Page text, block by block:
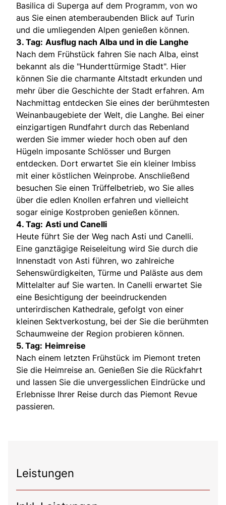
Basilica di Superga auf dem Programm, von wo
aus Sie einen atemberaubenden Blick auf Turin
und die umliegenden Alpen genießen können.
3. Tag: Ausflug nach Alba und in die Langhe
Nach dem Frühstück fahren Sie nach Alba, einst
bekannt als die "Hunderttürmige Stadt". Hier
können Sie die charmante Altstadt erkunden und
mehr über die Geschichte der Stadt erfahren. Am
Nachmittag entdecken Sie eines der berühmtesten
Weinanbaugebiete der Welt, die Langhe. Bei einer
einzigartigen Rundfahrt durch das Rebenland
werden Sie immer wieder hoch oben auf den
Hügeln imposante Schlösser und Burgen
entdecken. Dort erwartet Sie ein kleiner Imbiss
mit einer köstlichen Weinprobe. Anschließend
besuchen Sie einen Trüffelbetrieb, wo Sie alles
über die edlen Knollen erfahren und vielleicht
sogar einige Kostproben genießen können.
4. Tag: Asti und Canelli
Heute führt Sie der Weg nach Asti und Canelli.
Eine ganztägige Reiseleitung wird Sie durch die
Innenstadt von Asti führen, wo zahlreiche
Sehenswürdigkeiten, Türme und Paläste aus dem
Mittelalter auf Sie warten. In Canelli erwartet Sie
eine Besichtigung der beeindruckenden
unterirdischen Kathedrale, gefolgt von einer
kleinen Sektverkostung, bei der Sie die berühmten
Schaumweine der Region probieren können.
5. Tag: Heimreise
Nach einem letzten Frühstück im Piemont treten
Sie die Heimreise an. Genießen Sie die Rückfahrt
und lassen Sie die unvergesslichen Eindrücke und
Erlebnisse Ihrer Reise durch das Piemont Revue
passieren.
Leistungen